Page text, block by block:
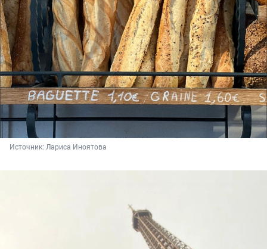
Источник: Лариса Иноятова